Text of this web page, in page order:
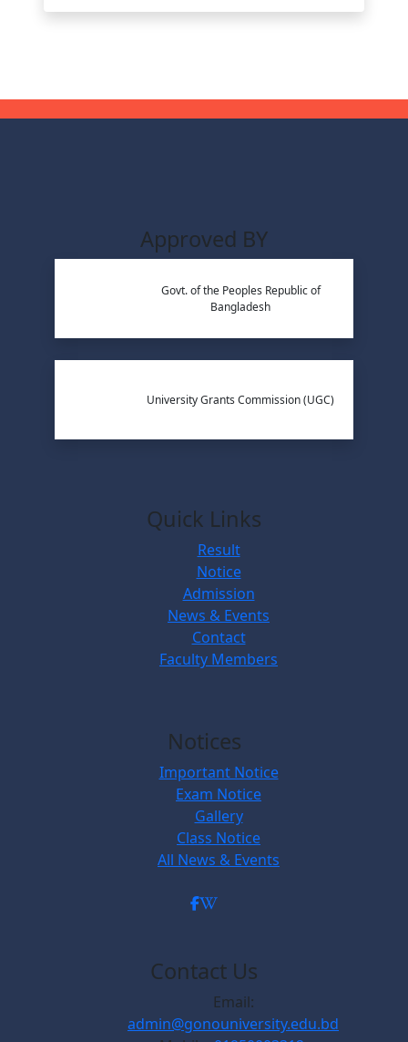
Approved BY
Govt. of the Peoples Republic of
Bangladesh
University Grants Commission (UGC)
Quick Links
Result
Notice
Admission
News & Events
Contact
Faculty Members
Notices
Important Notice
Exam Notice
Gallery
Class Notice
All News & Events
Contact Us
Email:
admin@gonouniversity.edu.bd